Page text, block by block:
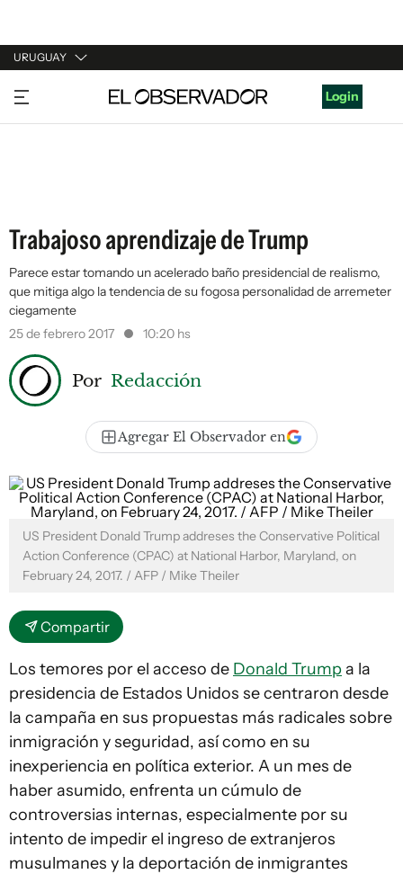
URUGUAY
URUGUAY
ARGENTINA
Login
Trabajoso aprendizaje de Trump
Parece estar tomando un acelerado baño presidencial de realismo,
que mitiga algo la tendencia de su fogosa personalidad de arremeter
ciegamente
25 de febrero 2017
10:20 hs
Por Redacción
Agregar El Observador en
US President Donald Trump addreses the Conservative Political
Action Conference (CPAC) at National Harbor, Maryland, on
February 24, 2017. / AFP / Mike Theiler
Compartir
Los temores por el acceso de Donald Trumpa la
presidencia de Estados Unidos se centraron desde
la campaña en sus propuestas más radicales sobre
inmigración y seguridad, así como en su
inexperiencia en política exterior. A un mes de
haber asumido, enfrenta un cúmulo de
controversias internas, especialmente por su
intento de impedir el ingreso de extranjeros
musulmanes y la deportación de inmigrantes